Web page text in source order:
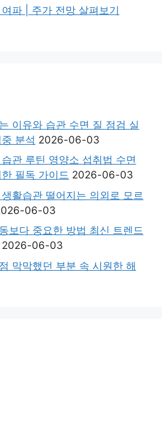
파 | 주가 전망 살펴보기
이유와 습관 수면 질 점검 실
분석 2026-06-03
관 루틴 영양소 섭취법 수면
필독 가이드 2026-06-03
활습관 떨어지는 의외로 모르
06-03
보다 중요한 방법 최신 트렌드
2026-06-03
막막했던 부분 속 시원한 해